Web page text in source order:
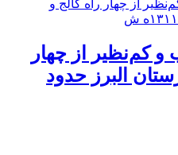
کم‌نظیر از چهار
البرز حدود